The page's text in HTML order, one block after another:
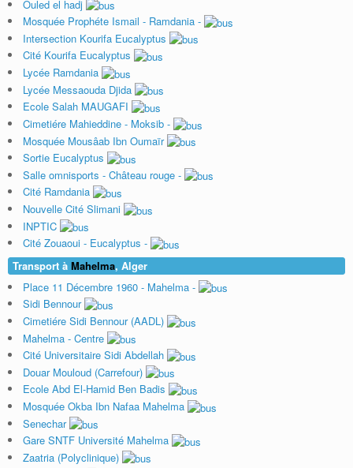
Ouled el hadj
Mosquée Prophéte Ismail - Ramdania -
Intersection Kourifa Eucalyptus
Cité Kourifa Eucalyptus
Lycée Ramdania
Lycée Messaouda Djida
Ecole Salah MAUGAFI
Cimetiére Mahieddine - Moksib -
Mosquée Mousâab Ibn Oumaïr
Sortie Eucalyptus
Salle omnisports - Château rouge -
Cité Ramdania
Nouvelle Cité Slimani
INPTIC
Cité Zouaoui - Eucalyptus -
Transport à Mahelma, Alger
Place 11 Décembre 1960 - Mahelma -
Sidi Bennour
Cimetiére Sidi Bennour (AADL)
Mahelma - Centre
Cité Universitaire Sidi Abdellah
Douar Mouloud (Carrefour)
Ecole Abd El-Hamid Ben Badis
Mosquée Okba Ibn Nafaa Mahelma
Senechar
Gare SNTF Université Mahelma
Zaatria (Polyclinique)